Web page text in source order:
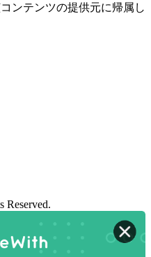
ンテンツの提供元に帰属し
Reserved.